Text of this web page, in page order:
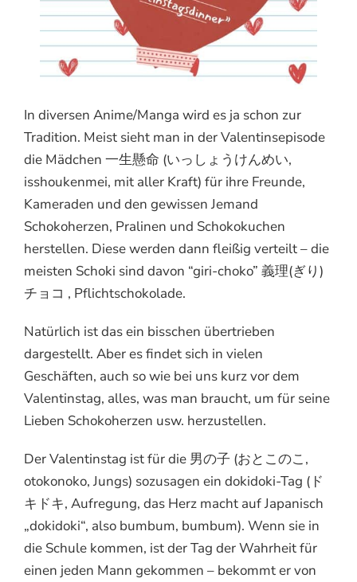
In diversen Anime/Manga wird es ja schon zur
Tradition. Meist sieht man in der Valentinsepisode
die Mädchen 一生懸命 (いっしょうけんめい,
isshoukenmei, mit aller Kraft) für ihre Freunde,
Kameraden und den gewissen Jemand
Schokoherzen, Pralinen und Schokokuchen
herstellen. Diese werden dann fleißig verteilt – die
meisten Schoki sind davon “giri-choko” 義理(ぎり)
チョコ , Pflichtschokolade.
Natürlich ist das ein bisschen übertrieben
dargestellt. Aber es findet sich in vielen
Geschäften, auch so wie bei uns kurz vor dem
Valentinstag, alles, was man braucht, um für seine
Lieben Schokoherzen usw. herzustellen.
Der Valentinstag ist für die 男の子 (おとこのこ,
otokonoko, Jungs) sozusagen ein dokidoki-Tag (ド
キドキ, Aufregung, das Herz macht auf Japanisch
„dokidoki“, also bumbum, bumbum). Wenn sie in
die Schule kommen, ist der Tag der Wahrheit für
einen jeden Mann gekommen – bekommt er von